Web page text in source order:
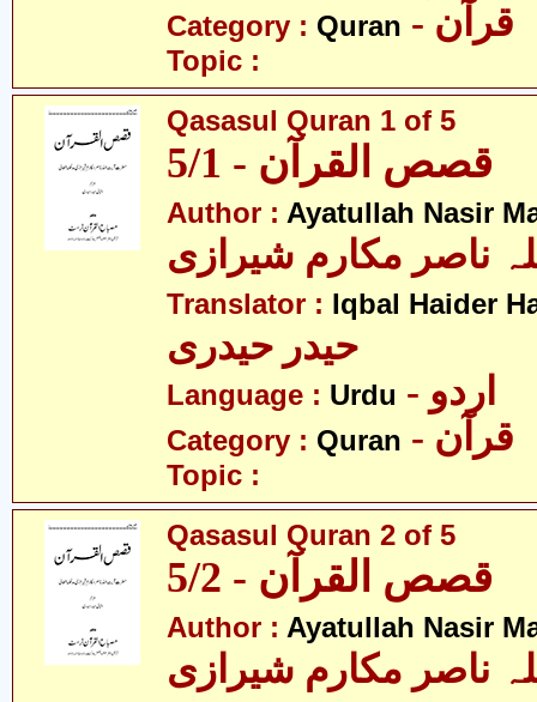
Category : Quran - قرآن
Topic :
Qasasul Quran 1 of 5
قصص القرآن - 5/1
Author : Ayatullah Nasir
ناصر مکارم شیرازی
Translator : Iqbal Haider
حیدر حیدری
Language : Urdu - اردو
Category : Quran - قرآن
Topic :
Qasasul Quran 2 of 5
قصص القرآن - 5/2
Author : Ayatullah Nasir
ناصر مکارم شیرازی